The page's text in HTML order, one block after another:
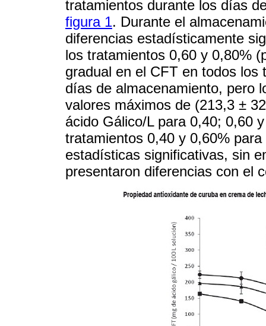
tratamientos durante los días
figura 1. Durante el
diferencias estadísticamente
los tratamientos 0,60 y 0,80%
gradual en el CFT en todos
días de almacenamiento, pero
valores máximos de (213,3 ±
ácido Gálico/L para 0,40; 0,60
tratamientos 0,40 y 0,60%
estadísticas significativas, sin
presentaron diferencias con el